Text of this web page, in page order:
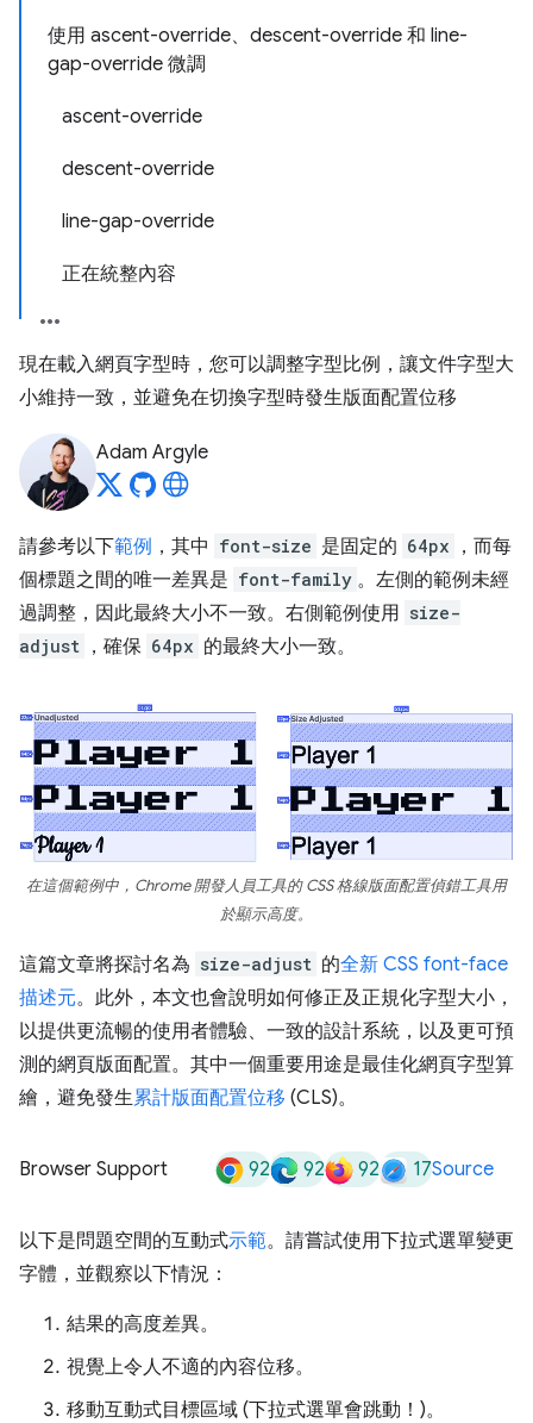
使用 ascent-override、descent-override 和 line-
gap-override 微調
ascent-override
descent-override
line-gap-override
正在統整內容
現在載入網頁字型時，您可以調整字型比例，讓文件字型大
小維持一致，並避免在切換字型時發生版面配置位移
Adam Argyle
請參考以下範例 ，其中 font-size 是固定的 64px
，而每
個標題之間的唯一差異是 font-family 。左側的範例未經
過調整，因此最終大小不一致。右側範例使用 size-
adjust ，確保 64px 的最終大小一致。
在這個範例中，Chrome 開發人員工具的 CSS 格線版面配置偵錯工具用
於顯示高度。
這篇文章將探討名為 size-adjust 的全新 CSS font-face
描述元。此外，本文也會說明如何修正及正規化字型大小，
以提供更流暢的使用者體驗、一致的設計系統，以及更可預
測的網頁版面配置。其中一個重要用途是最佳化網頁字型算
繪，避免發生累計版面配置位移 (CLS)。
Browser Support 92 92 92 17Source
以下是問題空間的互動式示範。請嘗試使用下拉式選單變更
字體，並觀察以下情況：
結果的高度差異。
視覺上令人不適的內容位移。
移動互動式目標區域 (下拉式選單會跳動！)。